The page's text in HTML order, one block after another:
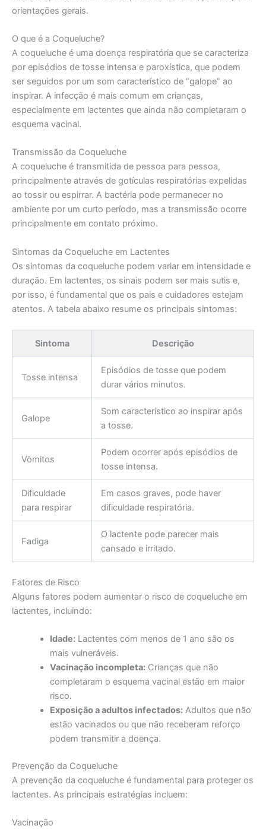
orientações gerais.
O que é a Coqueluche?
A coqueluche é uma doença respiratória que se caracteriza
por episódios de tosse intensa e paroxística, que podem
ser seguidos por um som característico de “galope” ao
inspirar. A infecção é mais comum em crianças,
especialmente em lactentes que ainda não completaram o
esquema vacinal.
Transmissão da Coqueluche
A coqueluche é transmitida de pessoa para pessoa,
principalmente através de gotículas respiratórias expelidas
ao tossir ou espirrar. A bactéria pode permanecer no
ambiente por um curto período, mas a transmissão ocorre
principalmente em contato próximo.
Sintomas da Coqueluche em Lactentes
Os sintomas da coqueluche podem variar em intensidade e
duração. Em lactentes, os sinais podem ser mais sutis e,
por isso, é fundamental que os pais e cuidadores estejam
atentos. A tabela abaixo resume os principais sintomas:
Sintoma Descrição
Tosse intensa
Episódios de tosse que podem
durar vários minutos.
Galope
Som característico ao inspirar após
a tosse.
Vômitos
Podem ocorrer após episódios de
tosse intensa.
Dificuldade
para respirar
Em casos graves, pode haver
dificuldade respiratória.
Fadiga
O lactente pode parecer mais
cansado e irritado.
Fatores de Risco
Alguns fatores podem aumentar o risco de coqueluche em
lactentes, incluindo:
Idade:Lactentes com menos de 1 ano são os
mais vulneráveis.
Vacinação incompleta:Crianças que não
completaram o esquema vacinal estão em maior
risco.
Exposição a adultos infectados:Adultos que não
estão vacinados ou que não receberam reforço
podem transmitir a doença.
Prevenção da Coqueluche
A prevenção da coqueluche é fundamental para proteger os
lactentes. As principais estratégias incluem:
Vacinação